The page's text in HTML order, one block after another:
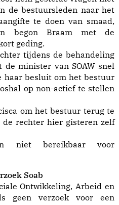
de bestuursleden naar het
te doen van smaad,
begon Braam met de
geding.
tijdens de behandeling
minister van SOAW snel
haar besluit om het bestuur
op non-actief te stellen
om het bestuur terug te
rechter hier gisteren zelf
niet bereikbaar voor
Soab
Ontwikkeling, Arbeid en
geen verzoek voor een